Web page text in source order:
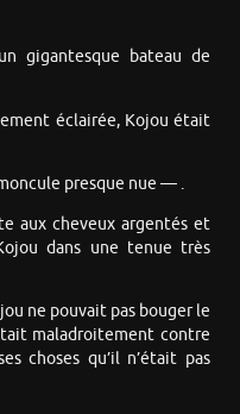
gigantesque bateau de
éclairée, Kojou était
presque nue — .
aux cheveux argentés et
dans une tenue très
ne pouvait pas bouger le
maladroitement contre
choses qu’il n’était pas